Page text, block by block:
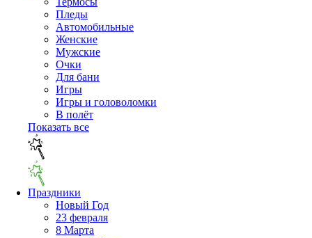
Пледы
Автомобильные
Женские
Мужские
Очки
Для бани
Игры
Игры и головоломки
В полёт
Показать все
Праздники
Новый Год
23 февраля
8 Марта